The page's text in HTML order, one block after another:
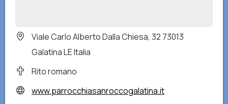
Viale Carlo Alberto Dalla Chiesa, 32 73013
Galatina LE Italia
Rito romano
www.parrocchiasanroccogalatina.it